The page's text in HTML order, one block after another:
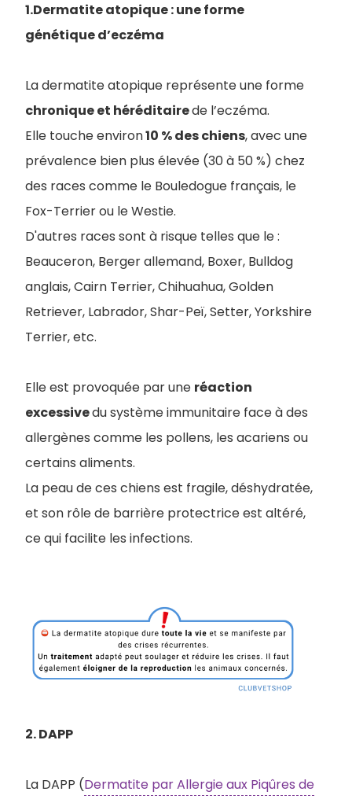
1.Dermatite atopique : une forme
génétique d’eczéma
La dermatite atopique représente une forme
chronique et héréditairede l’eczéma.
Elle touche environ10 % des chiens, avec une
prévalence bien plus élevée (30 à 50 %) chez
des races comme le Bouledogue français, le
Fox-Terrier ou le Westie.
D'autres races sont à risque telles que le :
Beauceron, Berger allemand, Boxer, Bulldog
anglais, Cairn Terrier, Chihuahua, Golden
Retriever, Labrador, Shar-Peï, Setter, Yorkshire
Terrier, etc.
Elle est provoquée par une réaction
excessivedu système immunitaire face à des
allergènes comme les pollens, les acariens ou
certains aliments.
La peau de ces chiens est fragile, déshydratée,
et son rôle de barrière protectrice est altéré,
ce qui facilite les infections.
2. DAPP
La DAPP (Dermatite par Allergie aux Piqûres de